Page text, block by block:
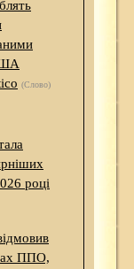
(Слово)
році
ППО,